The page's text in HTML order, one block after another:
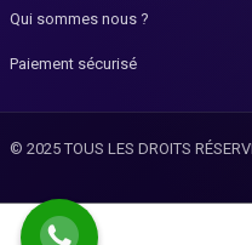
Qui sommes nous ?
Paiement sécurisé
© 2025 TOUS LES DROITS